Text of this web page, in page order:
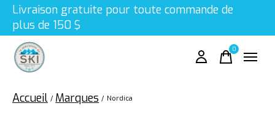
Livraison gratuite pour toute commande de
plus de 150 $
0items
Accueil / Marques / Nordica